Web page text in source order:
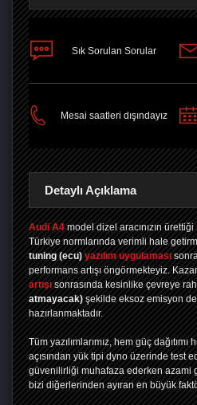
Sık Sorulan Sorular
Mesai saatleri dışındayız
Detaylı Açıklama
Audi A4 model dizel aracınızın ürettiği
Türkiye normlarında verimli hale
tuning (ecu) yazılım uygulaması
performans artışı öngörmekteyiz.
artışı sonrasında kesinlike çevreye
atmayacak) şekilde eksoz emisyon
hazırlanmaktadır.
Tüm yazılımlarımız, hem güç
açısından yük tipi dyno üzerinde test
güvenilirliği muhafaza ederken azami
bizi diğerlerinden ayıran en büyük